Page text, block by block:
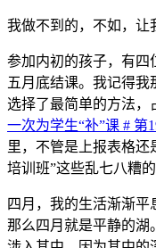
我做不到的，不如，让
参加内初的孩子，有
五月底结课。我记得我
选择了最简单的方法，
一次为学生“补”课 # 第
里，不管是上报表格还
培训班”这些乱七八糟
四月，我的生活渐渐平
那么四月就是平静的湖